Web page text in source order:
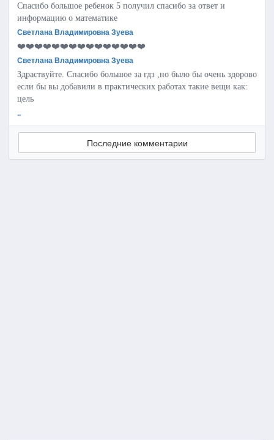
Спасибо большое ребенок 5 получил спасибо за ответ и
информацию о математике
Светлана Владимировна Зуева
❤️❤️❤️❤️❤️❤️❤️❤️❤️❤️❤️❤️❤️❤️❤️
Светлана Владимировна Зуева
Здраствуйте. Спасибо большое за гдз ,но было бы очень здорово
если бы вы добавили в практических работах такие вещи как:
цель
..
Последние комментарии